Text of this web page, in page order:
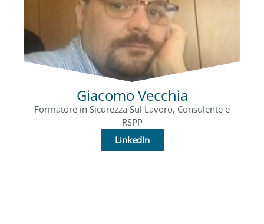
Giacomo Vecchia
Formatore in Sicurezza Sul Lavoro, Consulente e
RSPP
LinkedIn